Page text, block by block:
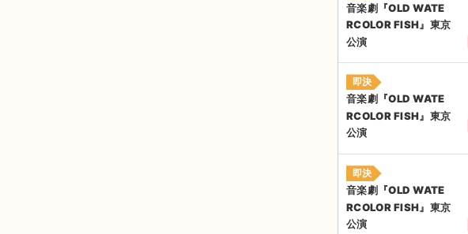
音楽劇『OLD WATE
RCOLOR FISH』東京
公演
即決
音楽劇『OLD WATE
RCOLOR FISH』東京
公演
即決
音楽劇『OLD WATE
RCOLOR FISH』東京
公演